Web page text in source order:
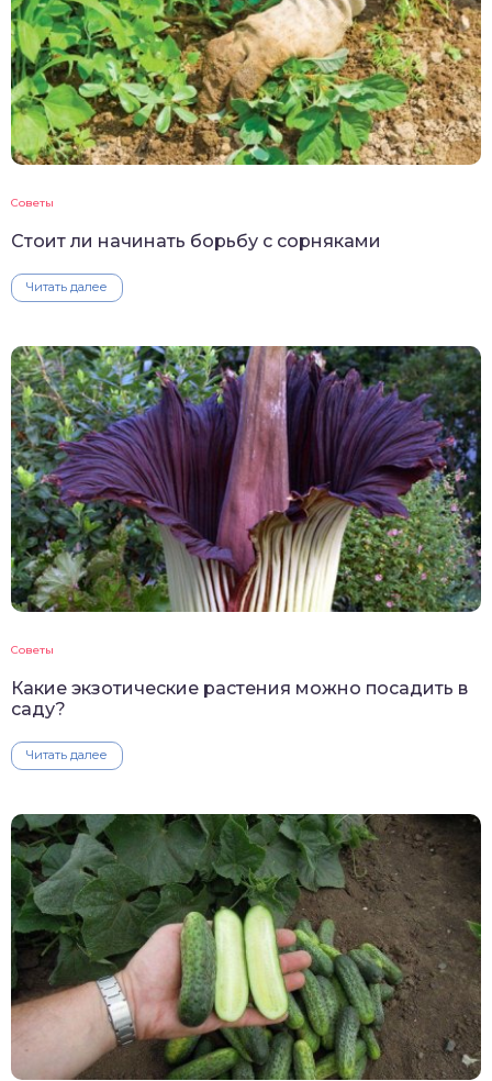
Советы
Стоит ли начинать борьбу с сорняками
Читать далее
Советы
Какие экзотические растения можно посадить в
саду?
Читать далее